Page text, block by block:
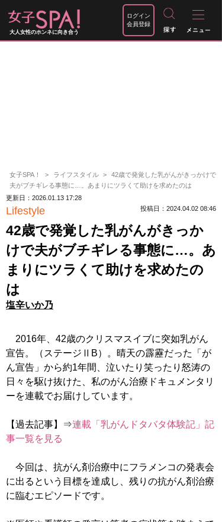
大人女性のホンネに向き合う
ログイン
会員登録
女子SPA！ ライフスタイル
42歳で発覚した乳がんがきっかけで
夫がブチギレる事態に…。あまりにツラくて助けを求めたのは
更新日：2026.01.13 17:28
Lifestyle 投稿日：2024.04.02 08:46
42歳で発覚した乳がんがきっか
けで夫がブチギレる事態に…。あ
まりにツラくて助けを求めたの
は
塩辛いか乃
2016年、42歳のクリスマスイブに突如乳がん
宣告。（ステージⅡB）。晴天の霹靂だった「が
ん宣告」から約1年間、泣いたり笑ったり怒涛の
日々を駆け抜けた、私のがん治療ドキュメンタリ
ーを連載でお届けしています。
【過去記事】⇒連載「乳がんドタバタ体験記」記
事一覧を見る
今回は、抗がん剤治療中にフラメンコの発表会
に出るという目標を達成し、残りの抗がん剤治療
に臨むエピソードです。